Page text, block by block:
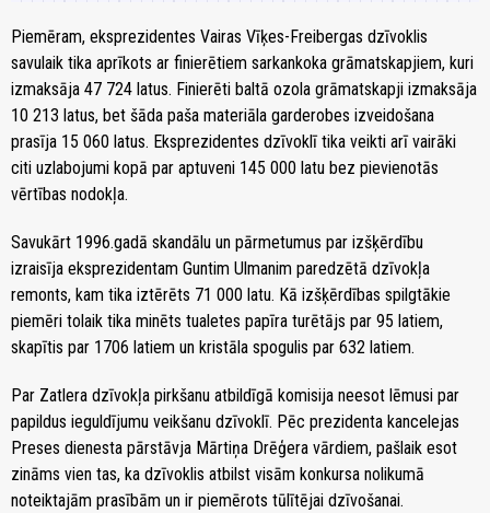
Piemēram, eksprezidentes Vairas Vīķes-Freibergas dzīvoklis
savulaik tika aprīkots ar finierētiem sarkankoka grāmatskapjiem, kuri
izmaksāja 47 724 latus. Finierēti baltā ozola grāmatskapji izmaksāja
10 213 latus, bet šāda paša materiāla garderobes izveidošana
prasīja 15 060 latus. Eksprezidentes dzīvoklī tika veikti arī vairāki
citi uzlabojumi kopā par aptuveni 145 000 latu bez pievienotās
vērtības nodokļa.
Savukārt 1996.gadā skandālu un pārmetumus par izšķērdību
izraisīja eksprezidentam Guntim Ulmanim paredzētā dzīvokļa
remonts, kam tika iztērēts 71 000 latu. Kā izšķērdības spilgtākie
piemēri tolaik tika minēts tualetes papīra turētājs par 95 latiem,
skapītis par 1706 latiem un kristāla spogulis par 632 latiem.
Par Zatlera dzīvokļa pirkšanu atbildīgā komisija neesot lēmusi par
papildus ieguldījumu veikšanu dzīvoklī. Pēc prezidenta kancelejas
Preses dienesta pārstāvja Mārtiņa Drēģera vārdiem, pašlaik esot
zināms vien tas, ka dzīvoklis atbilst visām konkursa nolikumā
noteiktajām prasībām un ir piemērots tūlītējai dzīvošanai.